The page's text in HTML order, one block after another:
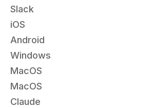
Slack
iOS
Android
Windows
MacOS
MacOS
Claude